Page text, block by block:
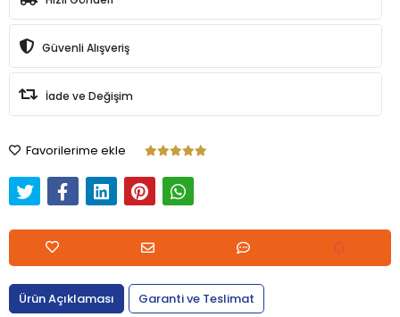
Güvenli Alışveriş
İade ve Değişim
Favorilerime ekle
Ürün Açıklaması
Garanti ve Teslimat